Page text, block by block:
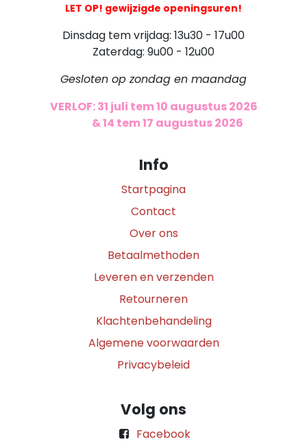
LET OP! gewijzigde openingsuren!
Dinsdag tem vrijdag: 13u30 - 17u00
Zaterdag: 9u00 - 12u00
Gesloten op zondag en maandag
VERLOF: 31 juli tem 10 augustus 2026
& 14 tem 17 augustus 2026
Info
Startpagina
Contact
Over ons
Betaalmethoden
Leveren en verzenden
Retourneren
Klachtenbehandeling
Algemene voorwaarden
Privacybeleid
Volg ons
Facebook